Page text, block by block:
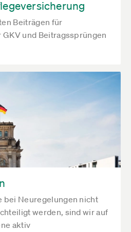
Beiträgen für
und Beitragssprüngen
bei Neuregelungen nicht
werden, sind wir auf
aktiv